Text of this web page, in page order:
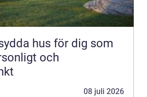
hus för dig som
och
08 juli 2026